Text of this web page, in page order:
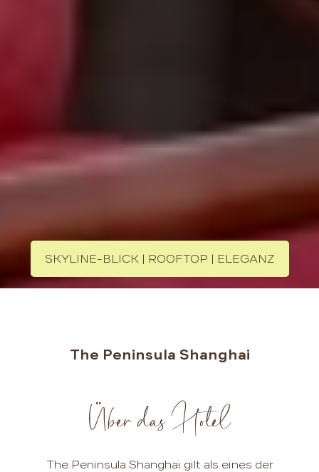
SKYLINE-BLICK | ROOFTOP | ELEGANZ
The Peninsula Shanghai
Über das Hotel
The Peninsula Shanghai gilt als eines der